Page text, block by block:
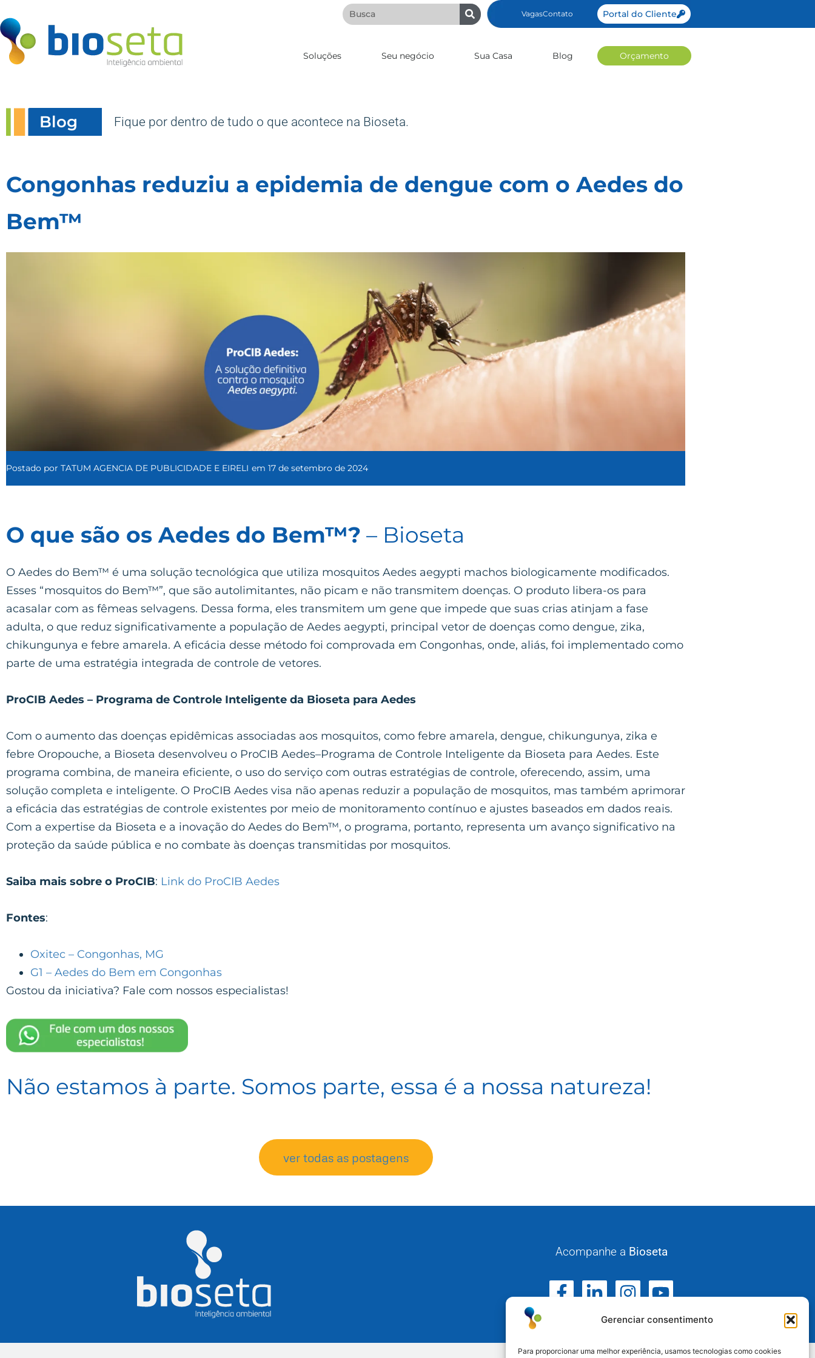
Gerenciar consentimento
Para proporcionar uma melhor experiência, usamos tecnologias como cookies
VagasContato Portal do Cliente
Soluções Seu negócio Sua Casa Blog Orçamento
Blog Fique por dentro de tudo o que acontece na Bioseta.
Congonhas reduziu a epidemia de dengue com o Aedes do
Bem™
Postado por TATUM AGENCIA DE PUBLICIDADE E EIRELI em 17 de setembro de 2024
O que são os Aedes do Bem™? – Bioseta
O Aedes do Bem™ é uma solução tecnológica que utiliza mosquitos Aedes aegypti machos biologicamente modificados.
Esses “mosquitos do Bem™”, que são autolimitantes, não picam e não transmitem doenças. O produto libera-os para
acasalar com as fêmeas selvagens. Dessa forma, eles transmitem um gene que impede que suas crias atinjam a fase
adulta, o que reduz significativamente a população de Aedes aegypti, principal vetor de doenças como dengue, zika,
chikungunya e febre amarela. A eficácia desse método foi comprovada em Congonhas, onde, aliás, foi implementado como
parte de uma estratégia integrada de controle de vetores.
ProCIB Aedes – Programa de Controle Inteligente da Bioseta para Aedes
Com o aumento das doenças epidêmicas associadas aos mosquitos, como febre amarela, dengue, chikungunya, zika e
febre Oropouche, a Bioseta desenvolveu o ProCIB Aedes–Programa de Controle Inteligente da Bioseta para Aedes. Este
programa combina, de maneira eficiente, o uso do serviço com outras estratégias de controle, oferecendo, assim, uma
solução completa e inteligente. O ProCIB Aedes visa não apenas reduzir a população de mosquitos, mas também aprimorar
a eficácia das estratégias de controle existentes por meio de monitoramento contínuo e ajustes baseados em dados reais.
Com a expertise da Bioseta e a inovação do Aedes do Bem™, o programa, portanto, representa um avanço significativo na
proteção da saúde pública e no combate às doenças transmitidas por mosquitos.
Saiba mais sobre o ProCIB: Link do ProCIB Aedes
Fontes:
Oxitec – Congonhas, MG
G1 – Aedes do Bem em Congonhas
Gostou da iniciativa? Fale com nossos especialistas!
Não estamos à parte. Somos parte, essa é a nossa natureza!
ver todas as postagens
Acompanhe a Bioseta